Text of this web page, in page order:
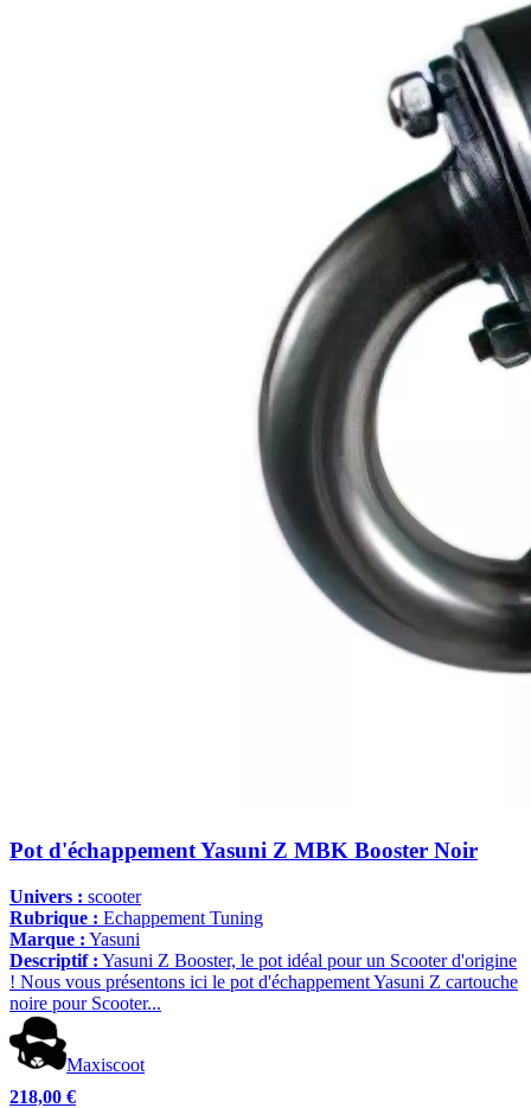
Pot d'échappement Yasuni Z MBK Booster Noir
Univers : scooter
Rubrique : Echappement Tuning
Marque : Yasuni
Descriptif : Yasuni Z Booster, le pot idéal pour un Scooter d'origine
! Nous vous présentons ici le pot d'échappement Yasuni Z cartouche
noire pour Scooter...
Maxiscoot
218,00 €